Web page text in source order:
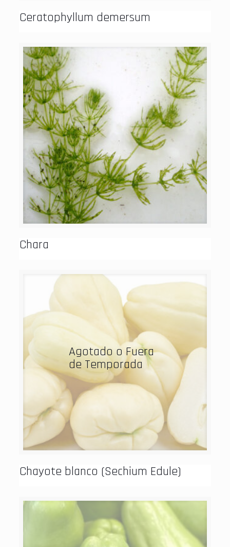
Ceratophyllum demersum​
Chara
Agotado o Fuera
de Temporada
Chayote blanco (Sechium Edule)